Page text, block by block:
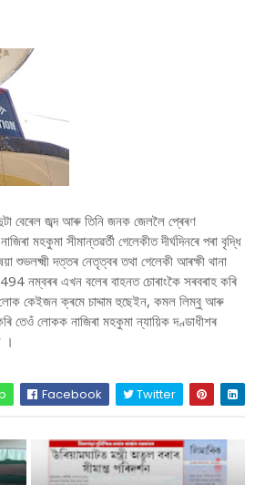
দুটা বেৰেল জব্দ আৰু তিনি জনক জেললৈ প্ৰেৰণ
মহকুমা সীমান্তৱৰ্তী গেলেকীত দীৰ্ঘদিনৰে পৰা বৃদ্ধি
শুভলক্ষ্মী দত্তৰ নেতৃত্বৰ তথা গেলেকী আৰক্ষী থানা
নম্বৰৰ এখন বলেৰ বাহনত চোৰাংকৈ সৰবৰাহ কৰি
কেইজন ক্ৰমে চাদ্দাম হুছেইন, কমল লিম্বু আৰু
তেওঁ লোকক নাজিৰা মহকুমা ন্যায়িক দণ্ডাধীশৰ
।
Facebook Twitter